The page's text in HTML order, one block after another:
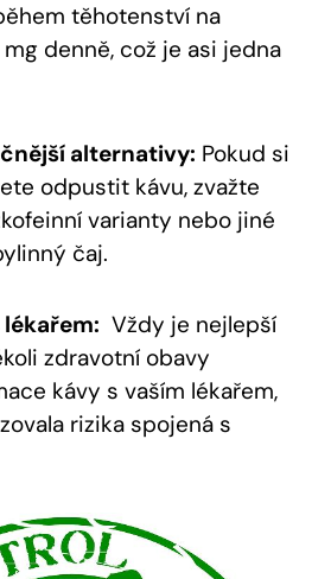
těhotenství na
⁤denně, což je asi jedna
alternativy: Pokud si
odpustit kávu, ‍zvažte
varianty nebo jiné​
čaj.
lékařem: ​ Vždy je nejlepší
zdravotní obavy
kávy s vaším lékařem,
rizika spojená s